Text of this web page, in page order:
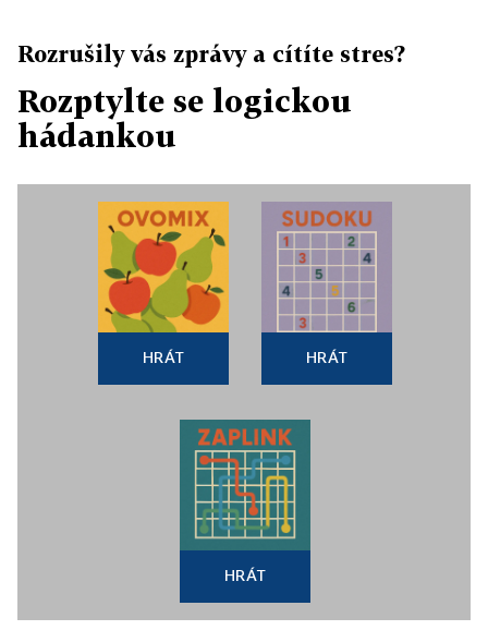
Rozrušily vás zprávy a cítíte stres?
Rozptylte se logickou
hádankou
HRÁT HRÁT
HRÁT